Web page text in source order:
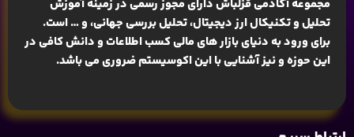
مجموعه آکادمی قزلباش دارای مجوز رسمی در زمینهآموزش
تحلیل و تکنیکال ارز دیجیتال، تحلیل بررسی جهانی، و … است.
برای ورود به دنیای بازار های مالی کسب اطلاعات و دانش کافی در
این حوزه و نیز آشنایی با این اکوسیستم ضروری می باشد.